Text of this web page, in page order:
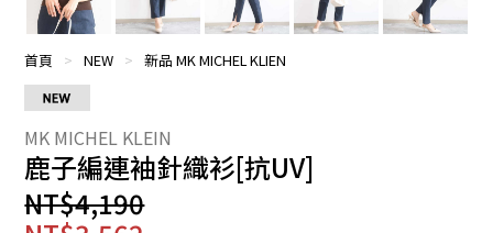
首頁 > NEW > 新品 MK MICHEL KLIEN
鹿子編連袖針織衫[抗UV]
NT$4,190